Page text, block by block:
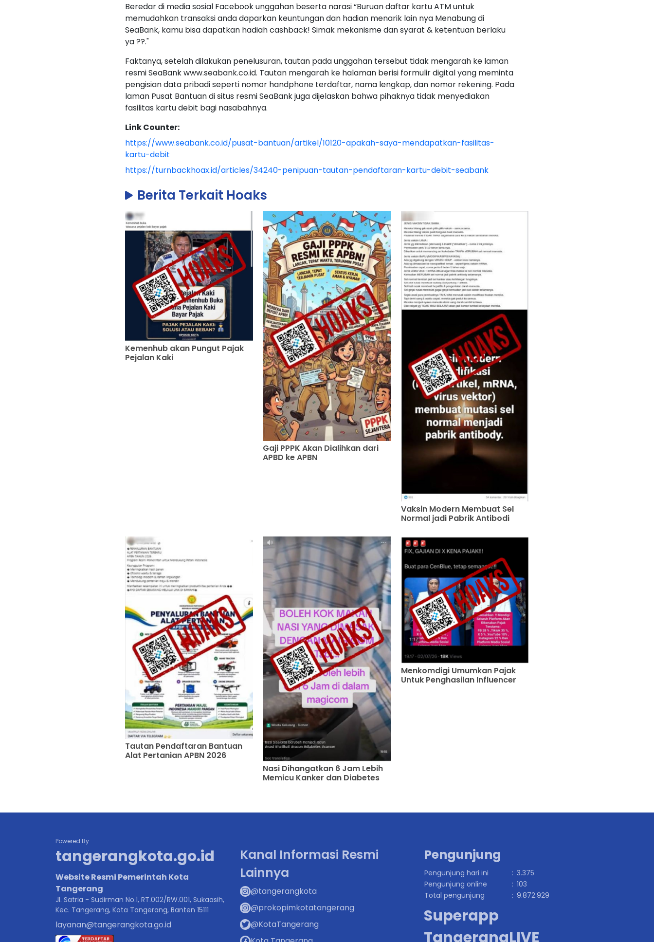
Beredar di media sosial Facebook unggahan beserta narasi “Buruan daftar kartu ATM untuk
memudahkan transaksi anda daparkan keuntungan dan hadian menarik lain nya Menabung di
SeaBank, kamu bisa dapatkan hadiah cashback! Simak mekanisme dan syarat & ketentuan berlaku
ya ??."
Faktanya, setelah dilakukan penelusuran, tautan pada unggahan tersebut tidak mengarah ke laman
resmi SeaBank www.seabank.co.id. Tautan mengarah ke halaman berisi formulir digital yang meminta
pengisian data pribadi seperti nomor handphone terdaftar, nama lengkap, dan nomor rekening. Pada
laman Pusat Bantuan di situs resmi SeaBank juga dijelaskan bahwa pihaknya tidak menyediakan
fasilitas kartu debit bagi nasabahnya.
Link Counter:
https://www.seabank.co.id/pusat-bantuan/artikel/10120-apakah-saya-mendapatkan-fasilitas-
kartu-debit
https://turnbackhoax.id/articles/34240-penipuan-tautan-pendaftaran-kartu-debit-seabank
Berita Terkait Hoaks
Kemenhub akan Pungut Pajak
Pejalan Kaki
Gaji PPPK Akan Dialihkan dari
APBD ke APBN
Vaksin Modern Membuat Sel
Normal jadi Pabrik Antibodi
Tautan Pendaftaran Bantuan
Alat Pertanian APBN 2026
Nasi Dihangatkan 6 Jam Lebih
Memicu Kanker dan Diabetes
Menkomdigi Umumkan Pajak
Untuk Penghasilan Influencer
Powered By
tangerangkota.go.id
Website Resmi Pemerintah Kota
Tangerang
Jl. Satria - Sudirman No.1, RT.002/RW.001, Sukaasih,
Kec. Tangerang, Kota Tangerang, Banten 15111
layanan@tangerangkota.go.id
Kanal Informasi Resmi
Lainnya
@tangerangkota
@prokopimkotatangerang
@KotaTangerang
Pengunjung
Pengunjung hari ini : 3.375
Pengunjung online
: 103
Total pengunjung
: 9.872.929
Superapp
TangerangLIVE